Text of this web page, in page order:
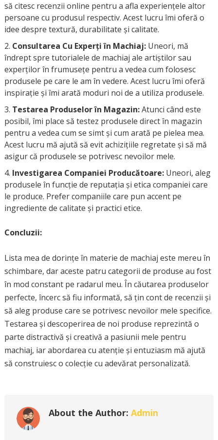
să citesc recenzii online pentru a afla experiențele altor
persoane cu produsul respectiv. Acest lucru îmi oferă o
idee despre textură, durabilitate și calitate.
Consultarea Cu Experți în Machiaj:Uneori, mă
îndrept spre tutorialele de machiaj ale artiștilor sau
experților în frumusețe pentru a vedea cum folosesc
produsele pe care le am în vedere. Acest lucru îmi oferă
inspirație și îmi arată moduri noi de a utiliza produsele.
Testarea Produselor în Magazin:Atunci când este
posibil, îmi place să testez produsele direct în magazin
pentru a vedea cum se simt și cum arată pe pielea mea.
Acest lucru mă ajută să evit achizițiile regretate și să mă
asigur că produsele se potrivesc nevoilor mele.
Investigarea Companiei Producătoare:Uneori, aleg
produsele în funcție de reputația și etica companiei care
le produce. Prefer companiile care pun accent pe
ingrediente de calitate și practici etice.
Concluzii:
Lista mea de dorințe în materie de machiaj este mereu în
schimbare, dar aceste patru categorii de produse au fost
în mod constant pe radarul meu. În căutarea produselor
perfecte, încerc să fiu informată, să țin cont de recenzii și
să aleg produse care se potrivesc nevoilor mele specifice.
Testarea și descoperirea de noi produse reprezintă o
parte distractivă și creativă a pasiunii mele pentru
machiaj, iar abordarea cu atenție și entuziasm mă ajută
să construiesc o colecție cu adevărat personalizată.
About the Author: Admin